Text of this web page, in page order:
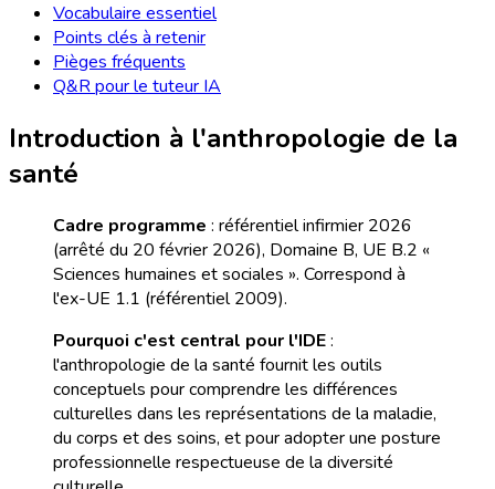
Vocabulaire essentiel
Points clés à retenir
Pièges fréquents
Q&R pour le tuteur IA
Introduction à l'anthropologie de la
santé
Cadre programme : référentiel infirmier 2026
(arrêté du 20 février 2026), Domaine B, UE B.2 «
Sciences humaines et sociales ». Correspond à
l'ex-UE 1.1 (référentiel 2009).
Pourquoi c'est central pour l'IDE:
l'anthropologie de la santé fournit les outils
conceptuels pour comprendre les différences
culturelles dans les représentations de la maladie,
du corps et des soins, et pour adopter une posture
professionnelle respectueuse de la diversité